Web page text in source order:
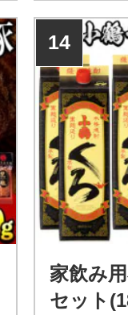
14
家飲み
セット